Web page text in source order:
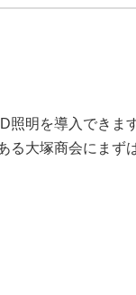
照明を導入できま
る大塚商会にまず